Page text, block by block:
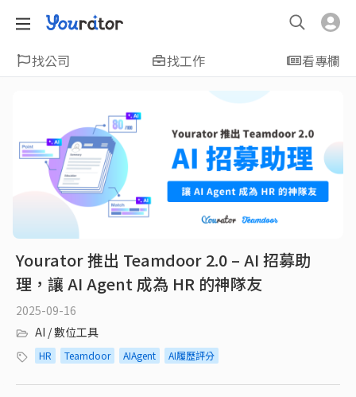
找公司 找工作 看專欄
Yourator 推出 Teamdoor 2.0 – AI 招募助
理，讓 AI Agent 成為 HR 的神隊友
2025-09-16
AI / 數位工具
HR Teamdoor AIAgent AI履歷評分